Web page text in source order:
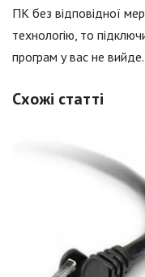
ПК без відповідної
технологію, то
програм у вас не вийде.
Схожі статті